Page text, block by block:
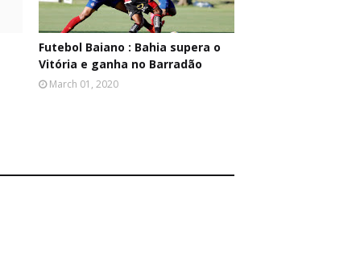
Futebol Baiano : Bahia supera o
Vitória e ganha no Barradão
March 01, 2020